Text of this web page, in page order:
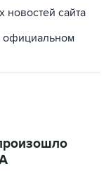
официальном